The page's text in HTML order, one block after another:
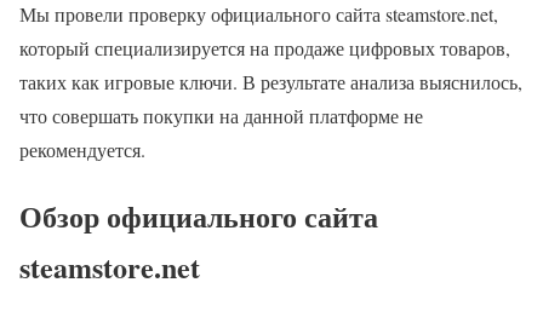
Мы провели проверку официального сайта steamstore.net,
который специализируется на продаже цифровых товаров,
таких как игровые ключи. В результате анализа выяснилось,
что совершать покупки на данной платформе не
рекомендуется.
Обзор официального сайта
steamstore.net